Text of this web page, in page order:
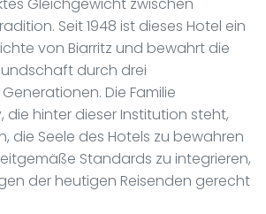
Seit 1948 ist dieses Hotel ein
von Biarritz und bewahrt die
durch drei
Die Familie
die hinter dieser Institution steht,
die Seele des Hotels zu bewahren
Standards zu integrieren,
der heutigen Reisenden gerecht